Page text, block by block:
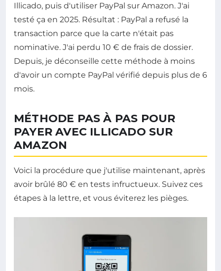
Illicado, puis d'utiliser PayPal sur Amazon. J'ai
testé ça en 2025. Résultat : PayPal a refusé la
transaction parce que la carte n'était pas
nominative. J'ai perdu 10 € de frais de dossier.
Depuis, je déconseille cette méthode à moins
d'avoir un compte PayPal vérifié depuis plus de 6
mois.
MÉTHODE PAS À PAS POUR
PAYER AVEC ILLICADO SUR
AMAZON
Voici la procédure que j'utilise maintenant, après
avoir brûlé 80 € en tests infructueux. Suivez ces
étapes à la lettre, et vous éviterez les pièges.